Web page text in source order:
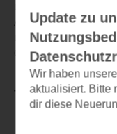
und Blühpflanzen.
Anfänger sehr gut
und Tricks für eine
daher dieses Buch
TEILEN
Update zu
Wir haben unsere
aktualisiert. Bitte
dir diese